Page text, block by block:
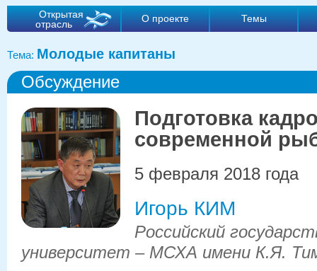
Открытая
отрасль
О проекте Темы
Тема: Молодые капитаны
Обсуждение
Подготовка
современной
5 февраля 2018 года
Игорь КИМ
Российский
университет – МСХА имени К.Я.